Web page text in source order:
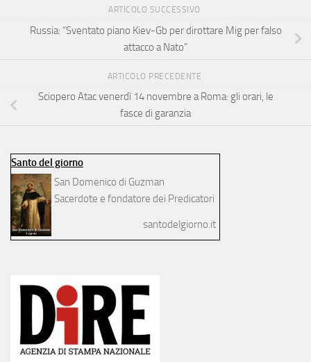
ARTICOLO SUCCESSIVO
Russia: “Sventato piano Kiev-Gb per dirottare Mig per falso
attacco a Nato”
ARTICOLO PRECEDENTE
Sciopero Atac venerdì 14 novembre a Roma: gli orari, le
fasce di garanzia
Santo del giorno
San Domenico di Guzman
Sacerdote e fondatore dei Predicatori
santodelgiorno.it